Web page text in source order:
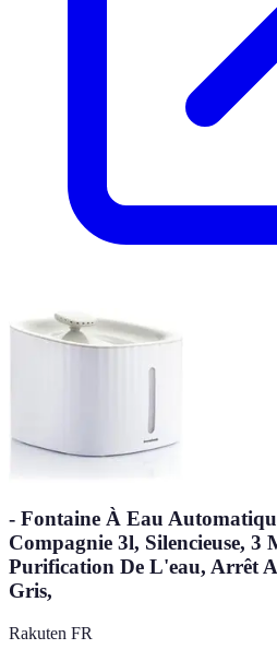
- Fontaine À Eau
Compagnie 3l, Silencieuse, 3
Purification De L'eau, Arrêt
Gris,
Rakuten FR